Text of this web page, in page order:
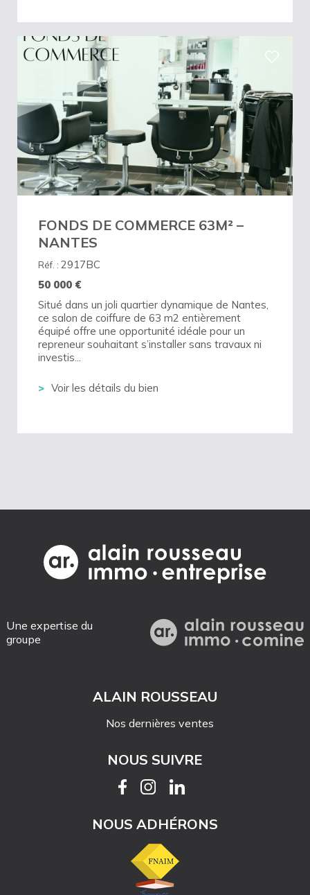
FONDS DE COMMERCE 63M² –
NANTES
Réf. : 2917BC
50 000 €
Situé dans un joli quartier dynamique de Nantes,
ce salon de coiffure de 63 m2 entièrement
équipé offre une opportunité idéale pour un
repreneur souhaitant s’installer sans travaux ni
investis...
Voir les détails du bien
Une expertise du
groupe
ALAIN ROUSSEAU
Nos dernières ventes
NOUS SUIVRE
NOUS ADHÉRONS